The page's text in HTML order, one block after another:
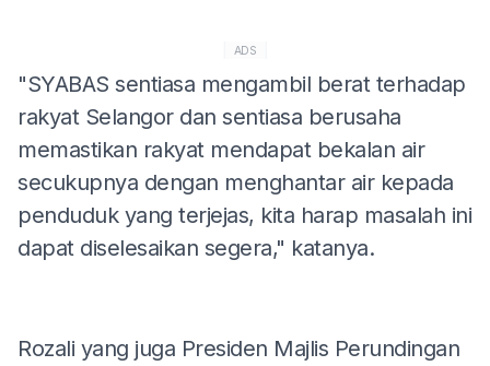
ADS
"SYABAS sentiasa mengambil berat terhadap
rakyat Selangor dan sentiasa berusaha
memastikan rakyat mendapat bekalan air
secukupnya dengan menghantar air kepada
penduduk yang terjejas, kita harap masalah ini
dapat diselesaikan segera," katanya.
Rozali yang juga Presiden Majlis Perundingan